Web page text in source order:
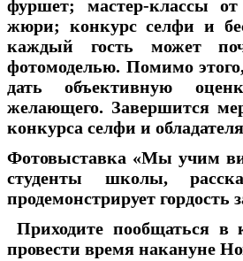
фуршет; мастер-классы
жюри; конкурс селфи и
каждый гость может
фотомоделью. Помимо
дать объективную
желающего. Завершится
конкурса селфи и
Фотовыставка «Мы учим
студенты школы,
продемонстрирует гордость
Приходите пообщаться
провести время накануне